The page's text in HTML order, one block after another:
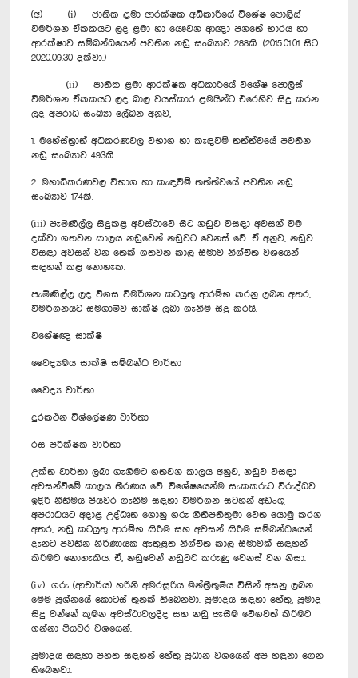
(අ) (i) ජාතික ළමා ආරක්ෂක අධිකාරියේ විශේෂ පොලිස්
විමර්ශන ඒකකයට ලද ළමා හා යෞවන ආඥා පනතේ භාරය හා
ආරක්ෂාව සම්බන්ධයෙන් පවතින නඩු සංඛ්‍යාව 288කි. (2015.01.01 සිට
2020.09.30 දක්වා.)
(ii) ජාතික ළමා ආරක්ෂක අධිකාරියේ විශේෂ පොලිස්
විමර්ශන ඒකකයට ලද බාල වයස්කාර ළමයින්ට එරෙහිව සිදු කරන
ලද අපරාධ සංඛ්‍යා ලේඛන අනුව,
1. මහේස්ත්‍රාත් අධිකරණවල විභාග හා කැඳවීම් තත්ත්වයේ පවතින
නඩු සංඛ්‍යාව 493කි.
2. මහාධිකරණවල විභාග හා කැඳවීම් තත්ත්වයේ පවතින නඩු
සංඛ්‍යාව 174කි.
(iii) පැමිණිල්ල සිදුකළ අවස්ථාවේ සිට නඩුව විසඳා අවසන් වීම
දක්වා ගතවන කාලය නඩුවෙන් නඩුවට වෙනස් වේ. ඒ අනුව, නඩුව
විසඳා අවසන් වන තෙක් ගතවන කාල සීමාව නිශ්චිත වශයෙන්
සඳහන් කළ නොහැක.
පැමිණිල්ල ලද විගස විමර්ශන කටයුතු ආරම්භ කරනු ලබන අතර,
විමර්ශනයට සමගාමීව සාක්ෂි ලබා ගැනීම සිදු කරයි.
විශේෂඥ සාක්ෂි
වෛද්‍යමය සාක්ෂි සම්බන්ධ වාර්තා
වෛද්‍ය වාර්තා
දුරකථන විශ්ලේෂණ වාර්තා
රස පරීක්ෂක වාර්තා
උක්ත වාර්තා ලබා ගැනීමට ගතවන කාලය අනුව, නඩුව විසඳා
අවසන්වීමේ කාලය තීරණය වේ. විශේෂයෙන්ම සැකකරුට විරුද්ධව
ඉදිරි නීතිමය පියවර ගැනීම සඳහා විමර්ශන සටහන් අඩංගු
අපරාධයට අදාළ උද්ධෘත ගොනු ගරු නීතිපතිතුමා වෙත යොමු කරන
අතර, නඩු කටයුතු ආරම්භ කිරීම සහ අවසන් කිරීම සම්බන්ධයෙන්
දැනට පවතින නිර්ණායක ඇතුළත නිශ්චිත කාල සීමාවක් සඳහන්
කිරීමට නොහැකිය. ඒ, නඩුවෙන් නඩුවට කරුණු වෙනස් වන නිසා.
(iv) ගරු (ආචාර්ය) හරිනි අමරසූරිය මන්ත්‍රීතුමිය විසින් අසනු ලබන
මෙම ප්‍රශ්නයේ කොටස් තුනක් තිබෙනවා. ප්‍රමාදය සඳහා හේතු, ප්‍රමාද
සිදු වන්නේ කුමන අවස්ථාවලදීද සහ නඩු ඇසීම වේගවත් කිරීමට
ගන්නා පියවර වශයෙන්.
ප්‍රමාදය සඳහා පහත සඳහන් හේතු ප්‍රධාන වශයෙන් අප හඳුනා ගෙන
තිබෙනවා.